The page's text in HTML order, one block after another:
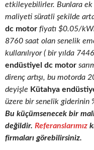
etkileyebilirler. Bunlara ek
maliyeti süratli şekilde
dc motor fiyatı $0.05/
8760 saat olan senelik
kullanılıyor ( bir yılda
endüstiyel dc motor
direnç artışı, bu motorda
deyişle Kütahya
üzere bir senelik giderinin
Bu küçümsenecek bir
değildir. Referanslarımız
firmaları görebilirsiniz.